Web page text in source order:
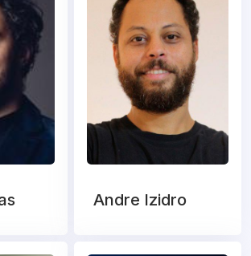
Andre Izidro